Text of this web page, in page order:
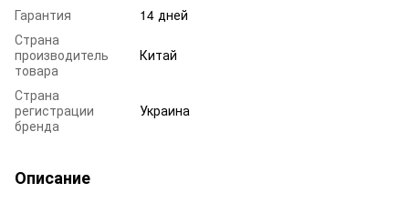
Гарантия
14 дней
Страна
производитель
товара
Китай
Страна
регистрации
бренда
Украина
Описание